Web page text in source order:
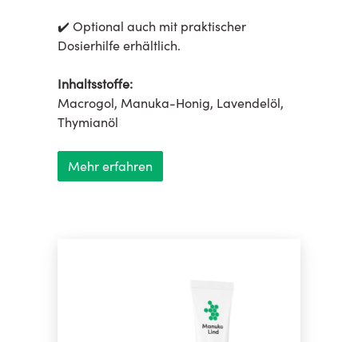
✔️ Optional auch mit praktischer
Dosierhilfe erhältlich.
Inhaltsstoffe:
Macrogol, Manuka-Honig, Lavendelöl,
Thymianöl
Mehr erfahren